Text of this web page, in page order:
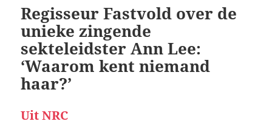
Regisseur Fastvold over de
unieke zingende
sekteleidster Ann Lee:
‘Waarom kent niemand
haar?’
Uit NRC